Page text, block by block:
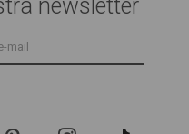
newsletter